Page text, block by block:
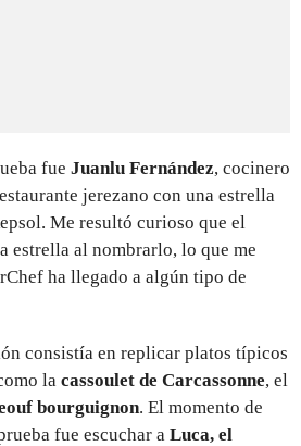
fue Juanlu Fernández, cocinero
jerezano con una estrella
Me resultó curioso que el
estrella al nombrarlo, lo que me
ha llegado a algún tipo de
consistía en replicar platos típicos
la cassoulet de Carcassonne, el
bourguignon. El momento de
fue escuchar a Luca, el